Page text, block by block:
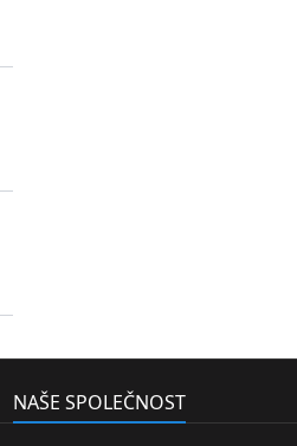
NAŠE SPOLEČNOST